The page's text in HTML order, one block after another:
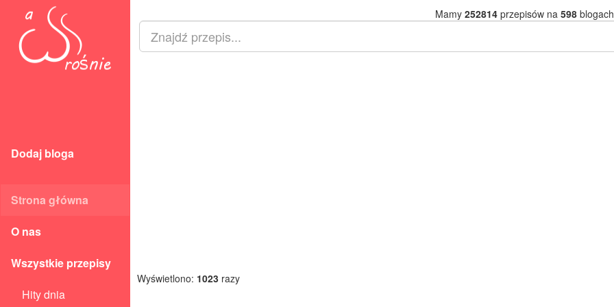
Dodaj bloga
Strona główna
O nas
Wszystkie przepisy
Hity dnia
Mamy 252814przepisów na 598
Wyświetlono: 1023 razy